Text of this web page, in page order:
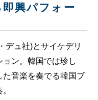
興パフォー
デュ社)とサイケデリ
ン。韓国では珍し
た音楽を奏でる韓国ブ